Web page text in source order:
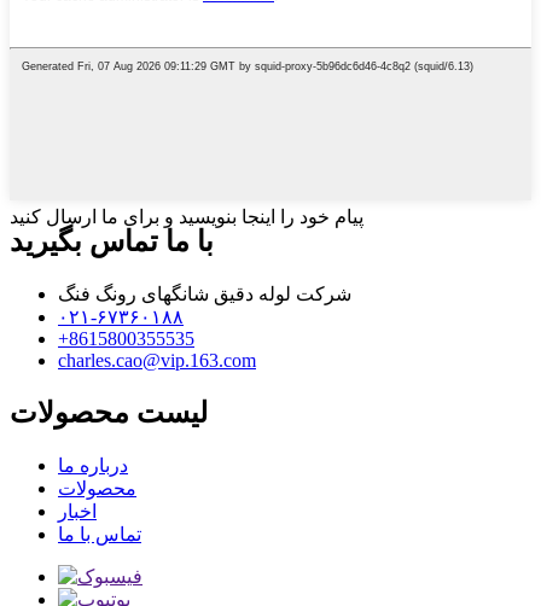
پیام خود را اینجا بنویسید و برای ما ارسال کنید
با ما تماس بگیرید
شرکت لوله دقیق شانگهای رونگ فنگ
۰۲۱-۶۷۳۶۰۱۸۸
‎+8615800355535‎
charles.cao@vip.163.com
لیست محصولات
درباره ما
محصولات
اخبار
تماس با ما